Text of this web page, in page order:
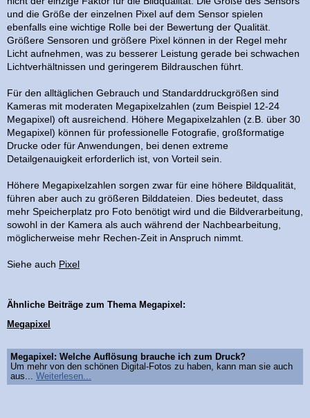
und die Größe der einzelnen Pixel auf dem Sensor spielen
ebenfalls eine wichtige Rolle bei der Bewertung der Qualität.
Größere Sensoren und größere Pixel können in der Regel mehr
Licht aufnehmen, was zu besserer Leistung gerade bei schwachen
Lichtverhältnissen und geringerem Bildrauschen führt.
Für den alltäglichen Gebrauch und Standarddruckgrößen sind
Kameras mit moderaten Megapixelzahlen (zum Beispiel 12-24
Megapixel) oft ausreichend. Höhere Megapixelzahlen (z.B. über 30
Megapixel) können für professionelle Fotografie, großformatige
Drucke oder für Anwendungen, bei denen extreme
Detailgenauigkeit erforderlich ist, von Vorteil sein.
Höhere Megapixelzahlen sorgen zwar für eine höhere Bildqualität,
führen aber auch zu größeren Bilddateien. Dies bedeutet, dass
mehr Speicherplatz pro Foto benötigt wird und die Bildverarbeitung,
sowohl in der Kamera als auch während der Nachbearbeitung,
möglicherweise mehr Rechen-Zeit in Anspruch nimmt.
Siehe auch Pixel
Ähnliche Beiträge zum Thema Megapixel:
Megapixel
Megapixel: Welche Auflösung brauche ich zum Druck?
Um mehr von den schönen Digital-Fotos zu haben, kann man sie auch
aus... Weiterlesen...